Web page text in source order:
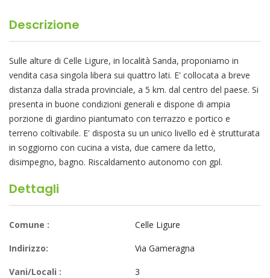
Descrizione
Sulle alture di Celle Ligure, in località Sanda, proponiamo in
vendita casa singola libera sui quattro lati. E' collocata a breve
distanza dalla strada provinciale, a 5 km. dal centro del paese. Si
presenta in buone condizioni generali e dispone di ampia
porzione di giardino piantumato con terrazzo e portico e
terreno coltivabile. E' disposta su un unico livello ed è strutturata
in soggiorno con cucina a vista, due camere da letto,
disimpegno, bagno. Riscaldamento autonomo con gpl.
Dettagli
Comune : Celle Ligure
Indirizzo: Via Gameragna
Vani/Locali : 3